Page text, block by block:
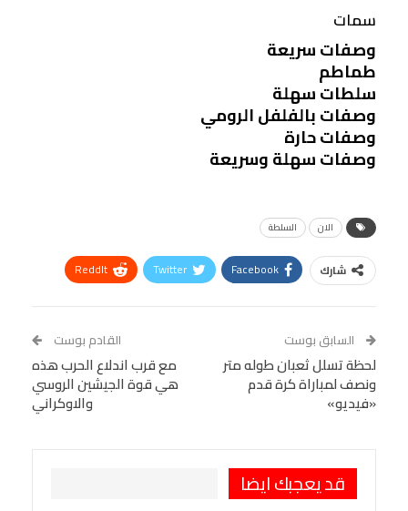
سمات
وصفات سريعة
طماطم
سلطات سهلة
وصفات بالفلفل الرومي
وصفات حارة
وصفات سهلة وسريعة
الان السلطة
شارك Facebook
Twitter
ReddIt
Tumblr
البريد الإلكتروني
StumbleUpon
VK
Digg
LINE
BlackBerry
Viber
السابق بوست
لحظة تسلل ثعبان طوله متر
ونصف لمباراة كرة قدم
«فيديو»
القادم بوست
مع قرب اندلاع الحرب هذه
هي قوة الجيشين الروسي
والاوكراني
قد يعجبك ايضا